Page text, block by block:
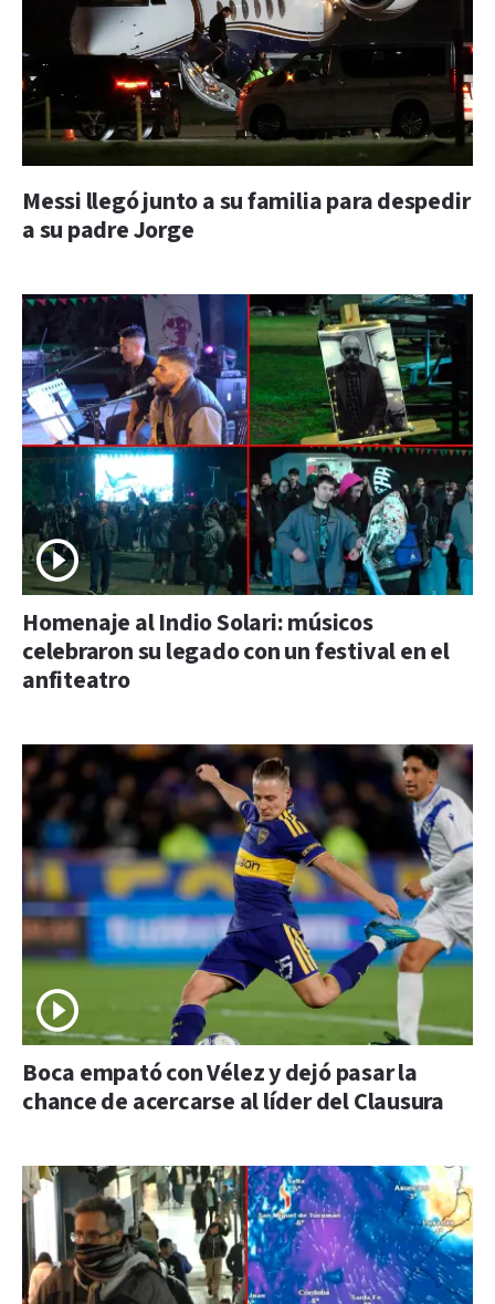
Messi llegó junto a su familia para despedir
a su padre Jorge
Homenaje al Indio Solari: músicos
celebraron su legado con un festival en el
anfiteatro
Boca empató con Vélez y dejó pasar la
chance de acercarse al líder del Clausura